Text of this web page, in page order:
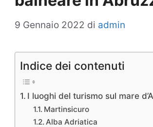
9 Gennaio 2022 di admin
Indice dei contenuti
I luoghi del turismo sul mare
Martinsicuro
Alba Adriatica